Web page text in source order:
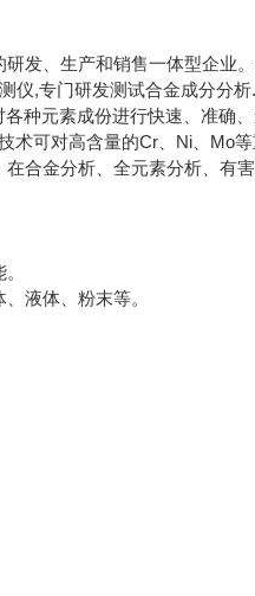
发、生产和销售一体型企业
仪,专门研发测试合金成分分
种元素成份进行快速、准确
术可对高含量的Cr、Ni、Mo
合金分析、全元素分析、有
液体、粉末等。